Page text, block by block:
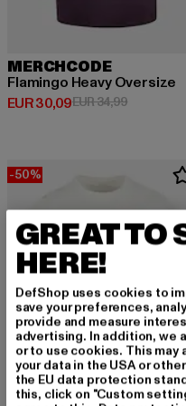
MERCHCODE
Flamingo Heavy Oversize
EUR 30,09
Derzeitiger Preis: EUR 30,09
EUR 34,99
-50%
GREAT TO
HERE!
DefShop uses cookies to
save your preferences,
provide and measure
advertising. In addition, we
or to use cookies. This
your data in the USA or
the EU data protection
this, click on "Custom